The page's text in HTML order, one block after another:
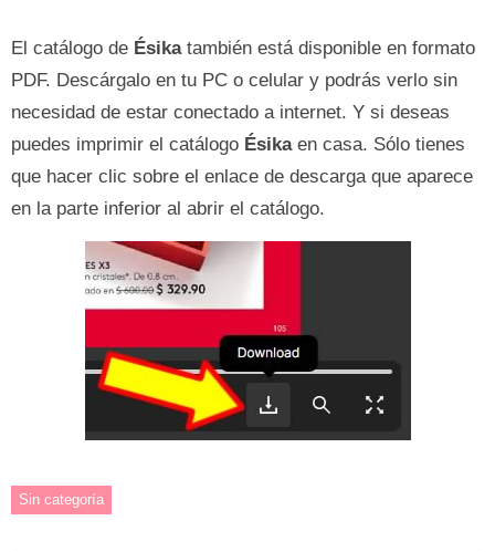
El catálogo de Ésikatambién está disponible en formato
PDF. Descárgalo en tu PC o celular y podrás verlo sin
necesidad de estar conectado a internet. Y si deseas
puedes imprimir el catálogo Ésikaen casa. Sólo tienes
que hacer clic sobre el enlace de descarga que aparece
en la parte inferior al abrir el catálogo.
Sin categoría